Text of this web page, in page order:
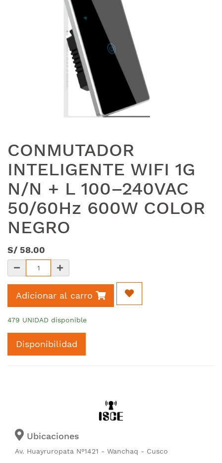
CONMUTADOR
INTELIGENTE WIFI 1G
N/N + L 100–240VAC
50/60Hz 600W COLOR
NEGRO
S/ 58.00
Adicionar al carro
479 UNIDAD disponible
Disponibilidad
Ubicaciones
Av. Huayruropata N°1421 - Wanchaq - Cusco